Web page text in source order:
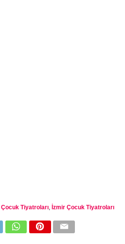
Çocuk Tiyatroları, İzmir Çocuk Tiyatroları